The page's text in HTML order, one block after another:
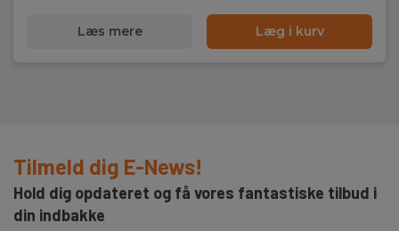
Læs mere Læg i kurv
Tilmeld dig E-News!
Hold dig opdateret og få vores fantastiske tilbud i
din indbakke